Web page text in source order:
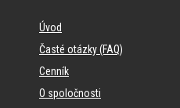
Úvod
Časté otázky (FAQ)
Cenník
O spoločnosti